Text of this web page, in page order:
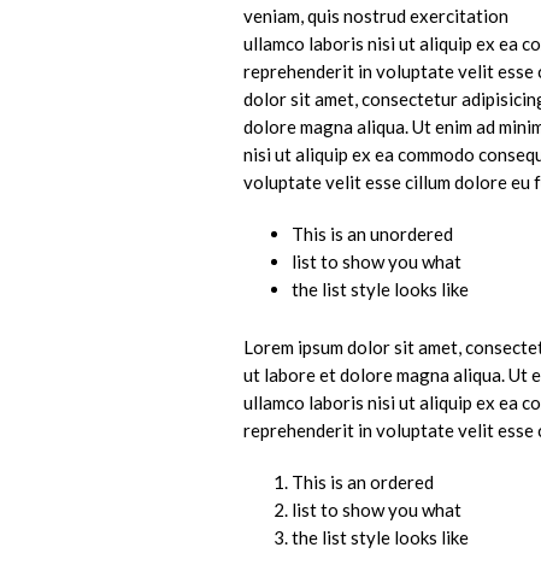
veniam, quis nostrud exercitation
ullamco laboris nisi ut aliquip ex ea
reprehenderit in voluptate velit esse
dolor sit amet, consectetur
dolore magna aliqua. Ut enim ad
nisi ut aliquip ex ea commodo
voluptate velit esse cillum dolore eu
This is an unordered
list to show you what
the list style looks like
Lorem ipsum dolor sit amet,
ut labore et dolore magna aliqua. Ut
ullamco laboris nisi ut aliquip ex ea
reprehenderit in voluptate velit
This is an ordered
list to show you what
the list style looks like